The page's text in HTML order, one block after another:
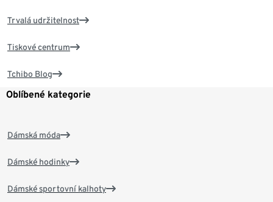
Trvalá udržitelnost
Tiskové centrum
Tchibo Blog
Oblíbené kategorie
Dámská móda
Dámské hodinky
Dámské sportovní kalhoty